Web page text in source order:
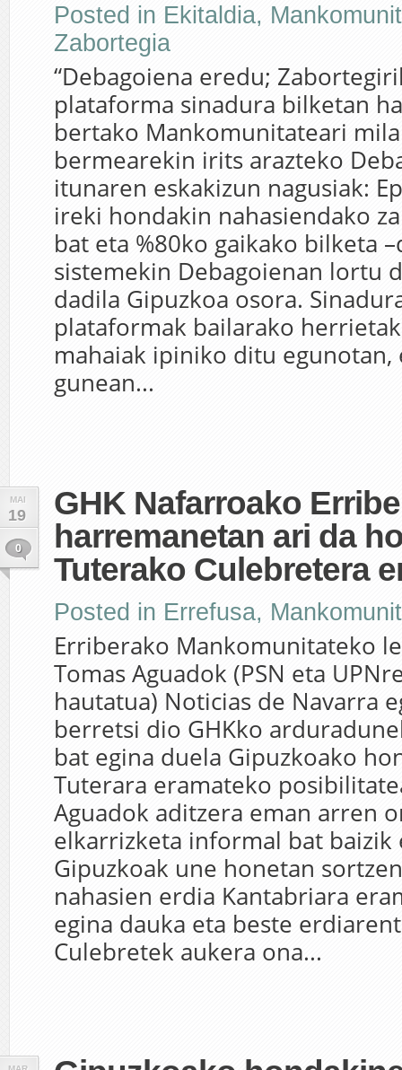
Posted in Ekitaldia,
Zabortegia
“Debagoiena eredu;
plataforma sinadura bilketan
bertako Mankomunitateari
bermearekin irits arazteko
itunaren eskakizun nagusiak:
ireki hondakin nahasiendako
bat eta %80ko gaikako bilketa
sistemekin Debagoienan lortu
dadila Gipuzkoa osora.
plataformak bailarako
mahaiak ipiniko ditu egunotan,
gunean...
MAI
19
0
GHK Nafarroako
harremanetan ari da
Tuterako Culebretera
Posted in Errefusa,
Erriberako Mankomunitateko
Tomas Aguadok (PSN eta
hautatua) Noticias de Navarra
berretsi dio GHKko
bat egina duela Gipuzkoako
Tuterara eramateko
Aguadok aditzera eman arren
elkarrizketa informal bat baizik
Gipuzkoak une honetan
nahasien erdia Kantabriara
egina dauka eta beste
Culebretek aukera ona...